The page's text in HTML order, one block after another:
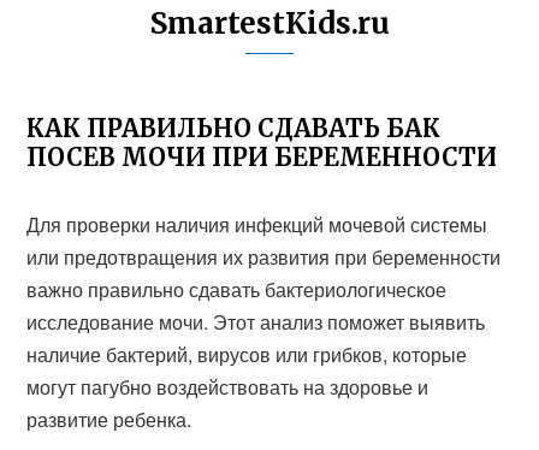
SmartestKids.ru
КАК ПРАВИЛЬНО СДАВАТЬ БАК
ПОСЕВ МОЧИ ПРИ БЕРЕМЕННОСТИ
Для проверки наличия инфекций мочевой системы
или предотвращения их развития при беременности
важно правильно сдавать бактериологическое
исследование мочи. Этот анализ поможет выявить
наличие бактерий, вирусов или грибков, которые
могут пагубно воздействовать на здоровье и
развитие ребенка.